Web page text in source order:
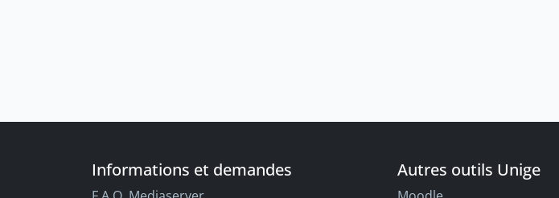
Informations et demandes Autres outils Unige